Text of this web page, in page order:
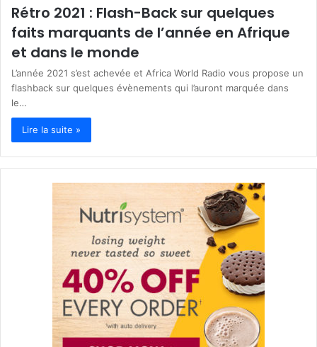
Rétro 2021 : Flash-Back sur quelques
faits marquants de l’année en Afrique
et dans le monde
L’année 2021 s’est achevée et Africa World Radio vous propose un
flashback sur quelques évènements qui l’auront marquée dans
le…
Lire la suite »